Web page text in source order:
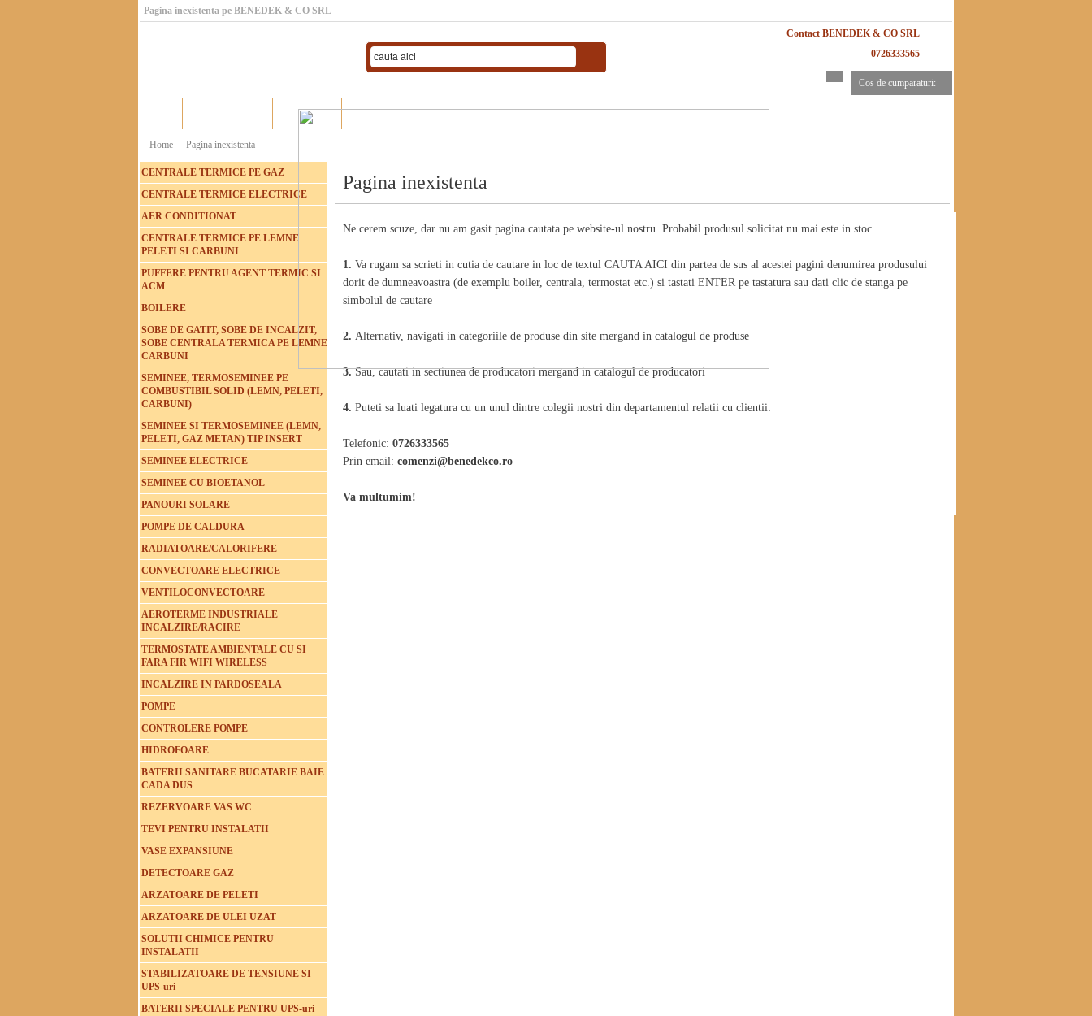
Pagina inexistenta pe BENEDEK & CO SRL
Contact BENEDEK & CO SRL
0726333565
Cos de cumparaturi:
Producatori
Home Pagina inexistenta
CENTRALE TERMICE PE GAZ
CENTRALE TERMICE ELECTRICE
AER CONDITIONAT
CENTRALE TERMICE PE LEMNE
PELETI SI CARBUNI
PUFFERE PENTRU AGENT TERMIC SI
ACM
BOILERE
SOBE DE GATIT, SOBE DE INCALZIT,
SOBE CENTRALA TERMICA PE LEMNE
CARBUNI
SEMINEE, TERMOSEMINEE PE
COMBUSTIBIL SOLID (LEMN, PELETI,
CARBUNI)
SEMINEE SI TERMOSEMINEE (LEMN,
PELETI, GAZ METAN) TIP INSERT
SEMINEE ELECTRICE
SEMINEE CU BIOETANOL
PANOURI SOLARE
POMPE DE CALDURA
RADIATOARE/CALORIFERE
CONVECTOARE ELECTRICE
VENTILOCONVECTOARE
AEROTERME INDUSTRIALE
INCALZIRE/RACIRE
TERMOSTATE AMBIENTALE CU SI
FARA FIR WIFI WIRELESS
INCALZIRE IN PARDOSEALA
POMPE
CONTROLERE POMPE
HIDROFOARE
BATERII SANITARE BUCATARIE BAIE
CADA DUS
REZERVOARE VAS WC
TEVI PENTRU INSTALATII
VASE EXPANSIUNE
DETECTOARE GAZ
ARZATOARE DE PELETI
ARZATOARE DE ULEI UZAT
SOLUTII CHIMICE PENTRU
INSTALATII
STABILIZATOARE DE TENSIUNE SI
UPS-uri
BATERII SPECIALE PENTRU UPS-uri
Pagina inexistenta
Ne cerem scuze, dar nu am gasit pagina cautata pe website-ul nostru. Probabil produsul solicitat nu mai este in stoc.
1. Va rugam sa scrieti in cutia de cautare in loc de textul CAUTA AICI din partea de sus al acestei pagini denumirea produsului
dorit de dumneavoastra (de exemplu boiler, centrala, termostat etc.) si tastati ENTER pe tastatura sau dati clic de stanga pe
simbolul de cautare
2. Alternativ, navigati in categoriile de produse din site mergand in catalogul de produse
3.Sau, cautati in sectiunea de producatori mergand incatalogul de producatori
4. Puteti sa luati legatura cu un unul dintre colegii nostri din departamentul relatii cu clientii:
Telefonic: 0726333565
Prin email: comenzi@benedekco.ro
Va multumim!